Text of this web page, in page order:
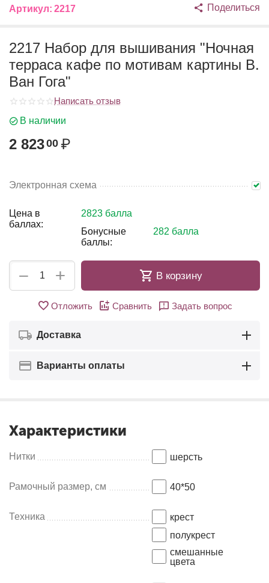
Артикул: 2217 Поделиться
2217 Набор для вышивания "Ночная
терраса кафе по мотивам картины В.
Ван Гога"
Написать отзыв
В наличии
2 82300 ₽
Электронная схема
Цена в
баллах:
2823 балла
Бонусные
баллы:
282 балла
+
− В корзину
Отложить Сравнить Задать вопрос
Доставка
Варианты оплаты
Характеристики
Нитки шерсть
Рамочный размер, см 40*50
Техника
крест
полукрест
смешанные
цвета